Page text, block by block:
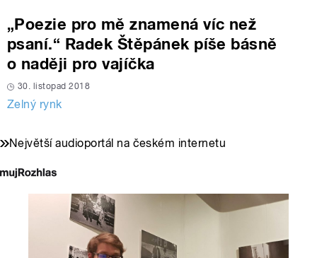
„Poezie pro mě znamená víc než
psaní.“ Radek Štěpánek píše básně
o naději pro vajíčka
30. listopad 2018
Zelný rynk
Největší audioportál na českém internetu